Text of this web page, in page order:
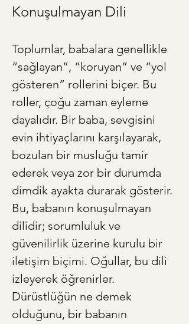
Konuşulmayan Dili
Toplumlar, babalara genellikle
“sağlayan”, “koruyan” ve “yol
gösteren” rollerini biçer. Bu
roller, çoğu zaman eyleme
dayalıdır. Bir baba, sevgisini
evin ihtiyaçlarını karşılayarak,
bozulan bir musluğu tamir
ederek veya zor bir durumda
dimdik ayakta durarak gösterir.
Bu, babanın konuşulmayan
dilidir; sorumluluk ve
güvenilirlik üzerine kurulu bir
iletişim biçimi. Oğullar, bu dili
izleyerek öğrenirler.
Dürüstlüğün ne demek
olduğunu, bir babanın